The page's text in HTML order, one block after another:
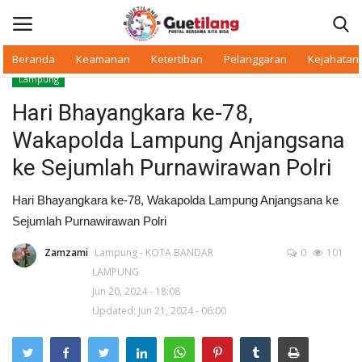
Beranda Keamanan Ketertiban Pelanggaran Kejahatan
Beranda
Makan Bergizi
Warkop Digital
Ketertiban
Lampung
Hari Bhayangkara ke-78,
Wakapolda Lampung Anjangsana
ke Sejumlah Purnawirawan Polri
Hari Bhayangkara ke-78, Wakapolda Lampung Anjangsana ke
Sejumlah Purnawirawan Polri
Zamzami Lampung - KOTA BANDAR
LAMPUNG
Jun 20, 2024 - 18:08
Updated: Jun 21, 2024 - 06:00
0 101